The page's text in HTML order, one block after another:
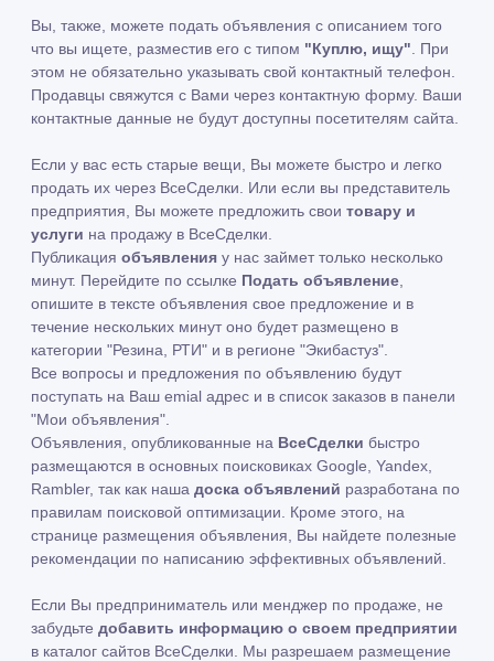
Вы, также, можете подать объявления с описанием того
что вы ищете, разместив его с типом "Куплю, ищу" . При
этом не обязательно указывать свой контактный телефон.
Продавцы свяжутся с Вами через контактную форму. Ваши
контактные данные не будут доступны посетителям сайта.
Если у вас есть старые вещи, Вы можете быстро и легко
продать их через ВсеСделки. Или если вы представитель
предприятия, Вы можете предложить свои товару и
услуги на продажу в ВсеСделки.
Публикация объявления у нас займет только несколько
минут. Перейдите по ссылке Подать объявление
опишите в тексте объявления свое предложение и в
течение нескольких минут оно будет размещено в
категории "Резина, РТИ" и в регионе "Экибастуз".
Все вопросы и предложения по объявлению будут
поступать на Ваш emial адрес и в список заказов в панели
"Мои объявления".
Объявления, опубликованные на ВсеСделки быстро
размещаются в основных поисковиках Google, Yandex,
Rambler, так как наша доска объявлений разработана по
правилам поисковой оптимизации. Кроме этого, на
странице размещения объявления, Вы найдете полезные
рекомендации по написанию эффективных объявлений.
Если Вы предприниматель или менджер по продаже, не
забудьте добавить информацию о своем предприятии
в каталог сайтов ВсеСделки. Мы разрешаем размещение